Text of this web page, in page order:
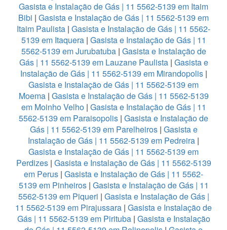
Gasista e Instalação de Gás | 11 5562-5139 em Itaim
Bibi | Gasista e Instalação de Gás | 11 5562-5139 em
Itaim Paulista | Gasista e Instalação de Gás | 11 5562-
5139 em Itaquera| Gasista e Instalação de Gás | 11
5562-5139 em Jurubatuba| Gasista e Instalação de
Gás | 11 5562-5139 em Lauzane Paulista | Gasista e
Instalação de Gás | 11 5562-5139 em Mirandopolis|
Gasista e Instalação de Gás | 11 5562-5139 em
Moema| Gasista e Instalação de Gás | 11 5562-5139
em Moinho Velho | Gasista e Instalação de Gás | 11
5562-5139 em Paraisopolis | Gasista e Instalação de
Gás | 11 5562-5139 em Parelheiros| Gasista e
Instalação de Gás | 11 5562-5139 em Pedreira |
Gasista e Instalação de Gás | 11 5562-5139 em
Perdizes| Gasista e Instalação de Gás | 11 5562-5139
em Perus | Gasista e Instalação de Gás | 11 5562-
5139 em Pinheiros| Gasista e Instalação de Gás | 11
5562-5139 em Piqueri | Gasista e Instalação de Gás |
11 5562-5139 em Pirajussara | Gasista e Instalação de
Gás | 11 5562-5139 em Pirituba| Gasista e Instalação